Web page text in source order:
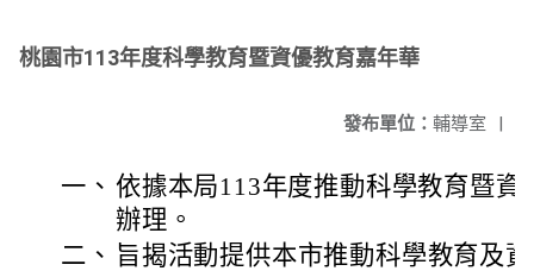
桃園市113年度科學教育暨資優教育嘉年華
發布單位： 輔導室 |
一、 依據本局113年度推動科學教育暨資
辦理。
二、 旨揭活動提供本市推動科學教育及